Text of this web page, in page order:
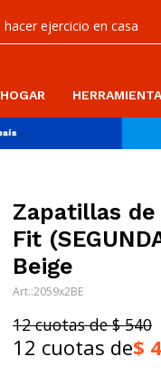
HOGAR
Zapatillas
Fit
Beige
2059x2BE
12 cuotas de $ 540
12 cuotas de$